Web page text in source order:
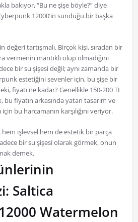
bakıyor, “Bu ne şişe böyle?” diye
12000’in sunduğu bir başka
değeri tartışmalı. Birçok kişi, sıradan bir
vermenin mantıklı olup olmadığını
bir su şişesi değil; aynı zamanda bir
estetiğini sevenler için, bu şişe bir
fiyatı ne kadar? Genellikle 150-200 TL
bu fiyatın arkasında yatan tasarım ve
bu harcamanın karşılığını veriyor.
işlevsel hem de estetik bir parça
bir su şişesi olarak görmek, onun
demek.
Saltica
Watermelon